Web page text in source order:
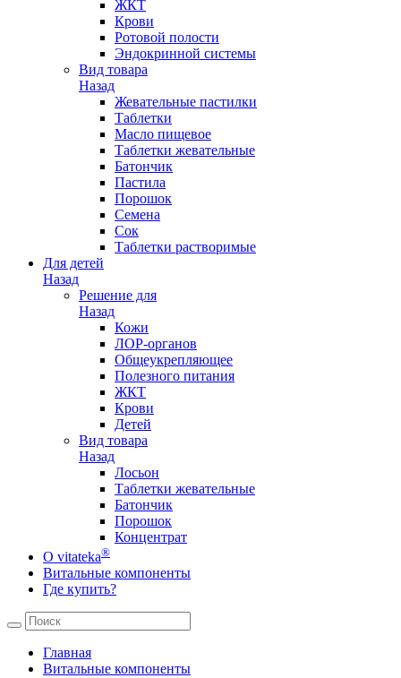
ЖКТ
Крови
Ротовой полости
Эндокринной системы
Вид товара
Назад
Жевательные пастилки
Таблетки
Масло пищевое
Таблетки жевательные
Батончик
Пастила
Порошок
Семена
Сок
Таблетки растворимые
Для детей
Назад
Решение для
Назад
Кожи
ЛОР-органов
Общеукрепляющее
Полезного питания
ЖКТ
Крови
Детей
Вид товара
Назад
Лосьон
Таблетки жевательные
Батончик
Порошок
Концентрат
О vitateka®
Витальные компоненты
Где купить?
Главная
Витальные компоненты